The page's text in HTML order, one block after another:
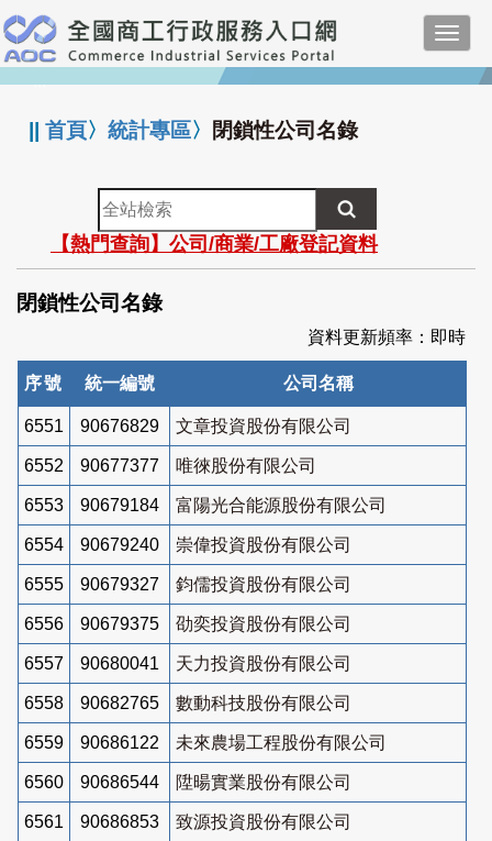
跳
到
主
要
:::
||首頁〉統計專區〉 閉鎖性公司名錄
全
站
檢
索
【熱門查詢】公司/商業/工廠登記資料
閉鎖性公司名錄
資料更新頻率：即時
序號 統一編號 公司名稱
6551 90676829 文章投資股份有限公司
6552 90677377 唯徠股份有限公司
6553 90679184 富陽光合能源股份有限公司
6554 90679240 崇偉投資股份有限公司
6555 90679327 鈞儒投資股份有限公司
6556 90679375 劭奕投資股份有限公司
6557 90680041 天力投資股份有限公司
6558 90682765 數動科技股份有限公司
6559 90686122 未來農場工程股份有限公司
6560 90686544 陞暘實業股份有限公司
6561 90686853 致源投資股份有限公司